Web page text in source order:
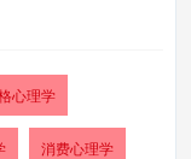
心理学
消费心理学